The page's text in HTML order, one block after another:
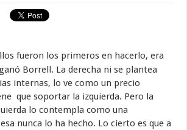
fueron los primeros en hacerlo, era
Borrell. La derecha ni se plantea
internas, lo ve como un precio
que soportar la izquierda. Pero la
lo contempla como una
nunca lo ha hecho. Lo cierto es que a